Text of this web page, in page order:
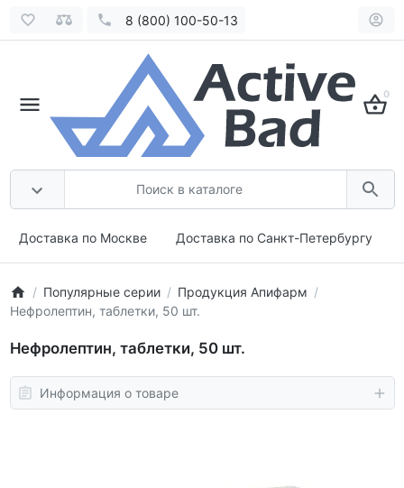
8 (800) 100-50-13
0
Доставка по Москве Доставка по Санкт-Петербургу
Популярные серии
Продукция Апифарм
Нефролептин, таблетки, 50 шт.
Нефролептин, таблетки, 50 шт.
Информация о товаре